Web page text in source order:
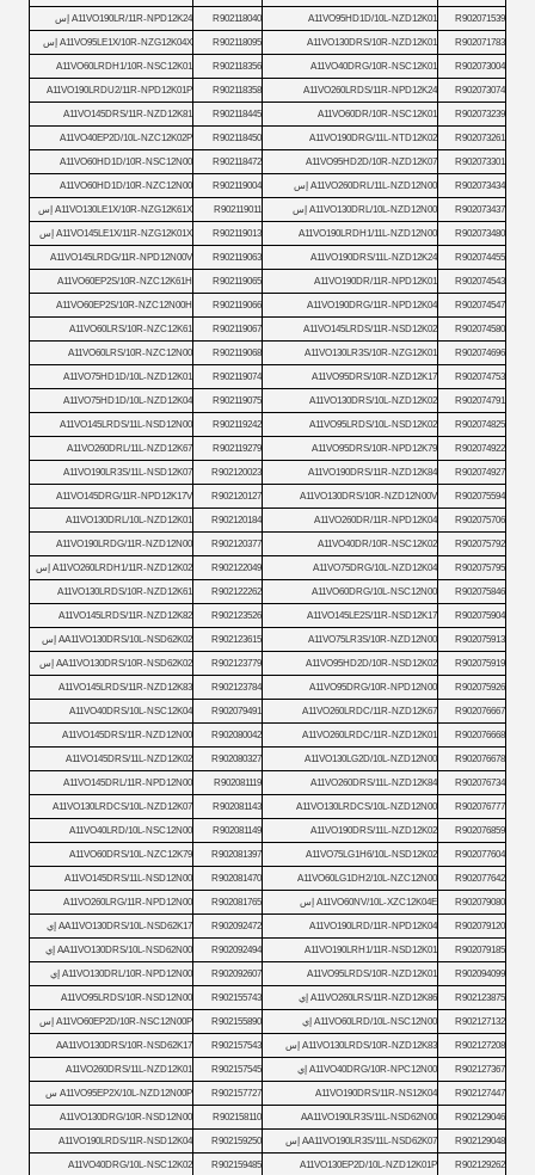
R902071539
A11VO95HD1D/10L-NZD12K01
R902118040 A11VO190LR/11R-NPD12K24 إس
R902071783
A11VO130DRS/10R-NZD12K01
R902118095 A11VO95LE1X/10R-NZG12K04X إس
R902073004
A11VO40DRG/10R-NSC12K01
R902118356
A11VO60LRDH1/10R-NSC12K01
R902073074
A11VO260LRDS/11R-NPD12K24
R902118358
A11VO190LRDU2/11R-NPD12K01P
R902073239
A11VO60DR/10R-NSC12K01
R902118445
A11VO145DRS/11R-NZD12K81
R902073261
A11VO190DRG/11L-NTD12K02
R902118450
A11VO40EP2D/10L-NZC12K02P
R902073301
A11VO95HD2D/10R-NZD12K07
R902118472
A11VO60HD1D/10R-NSC12N00
R902073434 A11VO260DRL/11L-NZD12N00 إس R902119004
A11VO60HD1D/10R-NZC12N00
R902073437 A11VO130DRL/10L-NZD12N00 إس R902119011 A11VO130LE1X/10R-NZG12K61X إس
R902073480
A11VO190LRDH1/11L-NZD12N00
R902119013 A11VO145LE1X/11R-NZG12K01X إس
R902074455
A11VO190DRS/11L-NZD12K24
R902119063
A11VO145LRDG/11R-NPD12N00V
R902074543
A11VO190DR/11R-NPD12K01
R902119065
A11VO60EP2S/10R-NZC12K61H
R902074547
A11VO190DRG/11R-NPD12K04
R902119066
A11VO60EP2S/10R-NZC12N00H
R902074580
A11VO145LRDS/11R-NSD12K02
R902119067
A11VO60LRS/10R-NZC12K61
R902074696
A11VO130LR3S/10R-NZG12K01
R902119068
A11VO60LRS/10R-NZC12N00
R902074753
A11VO95DRS/10R-NZD12K17
R902119074
A11VO75HD1D/10L-NZD12K01
R902074791
A11VO130DRS/10L-NZD12K02
R902119075
A11VO75HD1D/10L-NZD12K04
R902074825
A11VO95LRDS/10L-NSD12K02
R902119242
A11VO145LRDS/11L-NSD12N00
R902074922
A11VO95DRS/10R-NPD12K79
R902119279
A11VO260DRL/11L-NZD12K67
R902074927
A11VO190DRS/11R-NZD12K84
R902120023
A11VO190LR3S/11L-NSD12K07
R902075594
A11VO130DRS/10R-NZD12N00V
R902120127
A11VO145DRG/11R-NPD12K17V
R902075706
A11VO260DR/11R-NPD12K04
R902120184
A11VO130DRL/10L-NZD12K01
R902075792
A11VO40DR/10R-NSC12K02
R902120377
A11VO190LRDG/11R-NZD12N00
R902075795
A11VO75DRG/10L-NZD12K04
R902122049 A11VO260LRDH1/11R-NZD12K02 إس
R902075846
A11VO60DRG/10L-NSC12N00
R902122262
A11VO130LRDS/10R-NZD12K61
R902075904
A11VO145LE2S/11R-NSD12K17
R902123526
A11VO145LRDS/11R-NZD12K82
R902075913
A11VO75LR3S/10R-NZD12N00
R902123615 AA11VO130DRS/10L-NSD62K02 إس
R902075919
A11VO95HD2D/10R-NSD12K02
R902123779 AA11VO130DRS/10R-NSD62K02 إس
R902075926
A11VO95DRG/10R-NPD12N00
R902123784
A11VO145LRDS/11R-NZD12K83
R902076667
A11VO260LRDC/11R-NZD12K67
R902079491
A11VO40DRS/10L-NSC12K04
R902076668
A11VO260LRDC/11R-NZD12K01
R902080042
A11VO145DRS/11R-NZD12N00
R902076678
A11VO130LG2D/10L-NZD12N00
R902080327
A11VO145DRS/11L-NZD12K02
R902076734
A11VO260DRS/11L-NZD12K84
R902081119
A11VO145DRL/11R-NPD12N00
R902076777
A11VO130LRDCS/10L-NZD12N00
R902081143
A11VO130LRDCS/10L-NZD12K07
R902076859
A11VO190DRS/11L-NZD12K02
R902081149
A11VO40LRD/10L-NSC12N00
R902077604
A11VO75LG1H6/10L-NSD12K02
R902081397
A11VO60DRS/10L-NZC12K79
R902077642
A11VO60LG1DH2/10L-NZC12N00
R902081470
A11VO145DRS/11L-NSD12N00
R902079080 A11VO60NV/10L-XZC12K04E إس R902081765
A11VO260LRG/11R-NPD12N00
R902079120
A11VO190LRD/11R-NPD12K04
R902092472 AA11VO130DRS/10L-NSD62K17 إي
R902079185
A11VO190LRH1/11R-NSD12K01
R902092494 AA11VO130DRS/10L-NSD62N00 إي
R902094099
A11VO95LRDS/10R-NZD12K01
R902092607 A11VO130DRL/10R-NPD12N00 إي
R902123875 A11VO260LRS/11R-NZD12K86 إي R902155743
A11VO95LRDS/10R-NSD12N00
R902127132 A11VO60LRD/10L-NSC12N00 إي R902155890 A11VO60EP2D/10R-NSC12N00P إس
R902127208 A11VO130LRDS/10R-NZD12K83 إس R902157543
AA11VO130DRS/10R-NSD62K17
R902127367 A11VO40DRG/10R-NPC12N00 إي R902157545
A11VO260DRS/11L-NZD12K01
R902127447
A11VO190DRS/11R-NS12K04
R902157727 A11VO95EP2X/10L-NZD12N00P س
R902129046
AA11VO190LR3S/11L-NSD62N00
R902158110
A11VO130DRG/10R-NSD12N00
R902129048 AA11VO190LR3S/11L-NSD62K07 إس R902159250
A11VO190LRDS/11R-NSD12K04
R902129262
A11VO130EP2D/10L-NZD12K01P
R902159485
A11VO40DRG/10L-NSC12K02